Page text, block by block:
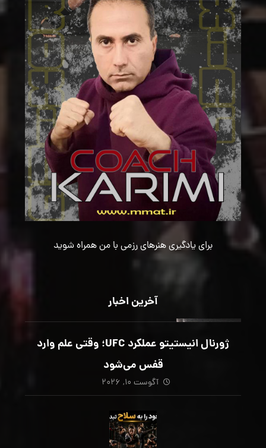
برای یادگیری هنرهای رزمی با من همراه شوید
آخرین اخبار
ژورنال انیستیتو عملکرد UFC؛ وقتی علم وارد
قفس می‌شود
آگوست ۱۰, ۲۰۲۶